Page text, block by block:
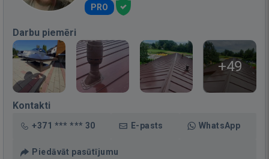
PRO
Darbu piemēri
+49
Kontakti
+371 *** *** 30 E-pasts WhatsApp
Piedāvāt pasūtījumu